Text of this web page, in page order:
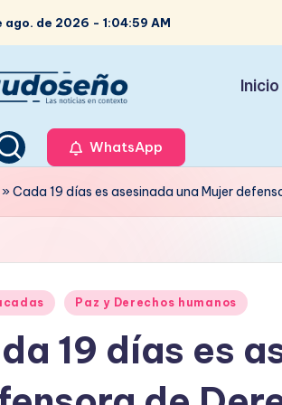
ago. de 2026 - 1:05:00 AM
Inicio
WhatsApp
»Cada 19 días es asesinada una Mujer
Paz y Derechos humanos
19 días es